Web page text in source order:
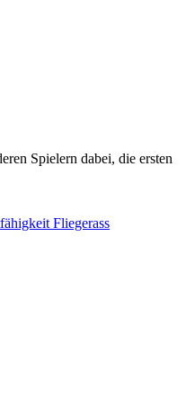
Spielern dabei, die ersten
Fliegerass